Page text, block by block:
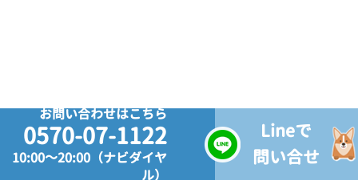
お問い合わせはこちら
0570-07-1122
10:00～20:00（ナビダイヤ
ル）
Lineで
問い合せ